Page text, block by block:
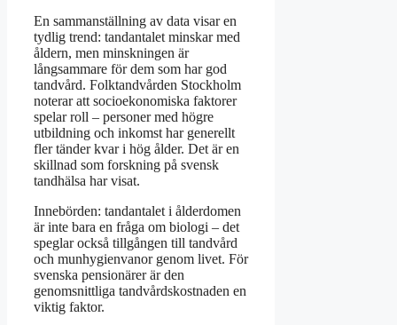
En sammanställning av data visar en
tydlig trend: tandantalet minskar med
åldern, men minskningen är
långsammare för dem som har god
tandvård. Folktandvården Stockholm
noterar att socioekonomiska faktorer
spelar roll – personer med högre
utbildning och inkomst har generellt
fler tänder kvar i hög ålder. Det är en
skillnad som forskning på svensk
tandhälsa har visat.
Innebörden: tandantalet i ålderdomen
är inte bara en fråga om biologi – det
speglar också tillgången till tandvård
och munhygienvanor genom livet. För
svenska pensionärer är den
genomsnittliga tandvårdskostnaden en
viktig faktor.